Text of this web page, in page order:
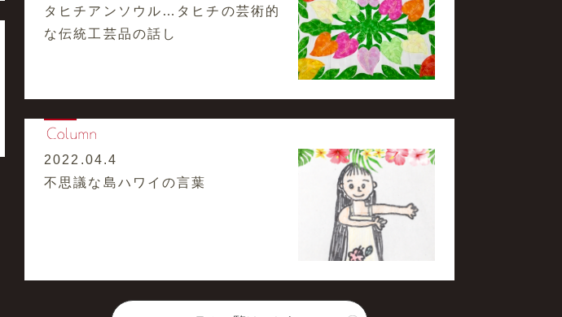
タヒチアンソウル…タヒチの芸術的
な伝統工芸品の話し
2022.04.4
不思議な島ハワイの言葉